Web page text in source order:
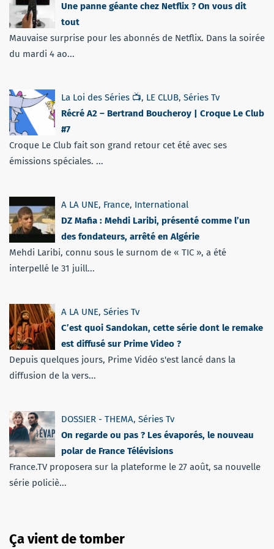
Une panne géante chez Netflix ? On vous dit
tout
Mauvaise surprise pour les abonnés de Netflix. Dans la soirée
du mardi 4 ao...
La Loi des Séries 📺, LE CLUB, Séries Tv
Récré A2 – Bertrand Boucheroy | Croque Le Club
#7
Croque Le Club fait son grand retour cet été avec ses
émissions spéciales. ...
A LA UNE, France, International
DZ Mafia : Mehdi Laribi, présenté comme l’un
des fondateurs, arrêté en Algérie
Mehdi Laribi, connu sous le surnom de « TIC », a été
interpellé le 31 juill...
A LA UNE, Séries Tv
C’est quoi Sandokan, cette série dont le remake
est diffusé sur Prime Video ?
Depuis quelques jours, Prime Vidéo s'est lancé dans la
diffusion de la vers...
DOSSIER - THEMA, Séries Tv
On regarde ou pas ? Les évaporés, le nouveau
polar de France Télévisions
France.TV proposera sur la plateforme le 27 août, sa nouvelle
série policiè...
Ça vient de tomber